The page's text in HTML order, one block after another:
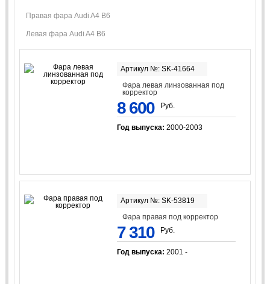
Правая фара Audi A4 B6
Левая фара Audi A4 B6
Артикул №: SK-41664
Фара левая линзованная под
корректор
8 600 Руб.
Год выпуска: 2000-2003
Артикул №: SK-53819
Фара правая под корректор
7 310 Руб.
Год выпуска: 2001 -